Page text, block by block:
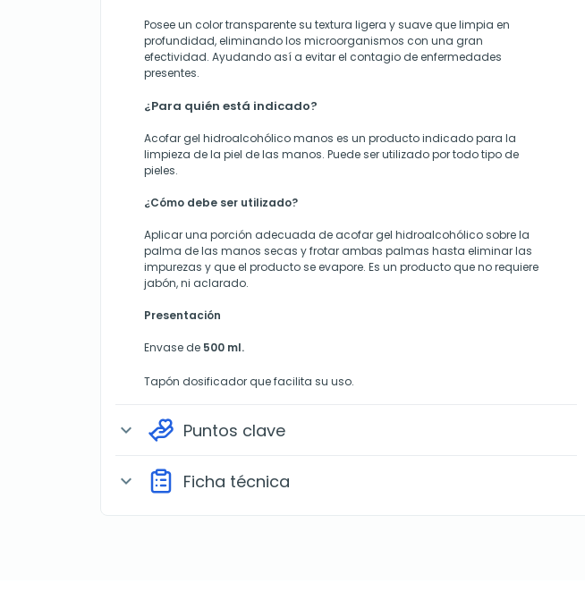
Posee un color transparente su textura ligera y suave que limpia en
profundidad, eliminando los microorganismos con una gran
efectividad. Ayudando así a evitar el contagio de enfermedades
presentes.
¿Para quién está indicado?
Acofar gel hidroalcohólico manos es un producto indicado para la
limpieza de la piel de las manos. Puede ser utilizado por todo tipo de
pieles.
¿Cómo debe ser utilizado?
Aplicar una porción adecuada de acofar gel hidroalcohólico sobre la
palma de las manos secas y frotar ambas palmas hasta eliminar las
impurezas y que el producto se evapore. Es un producto que no requiere
jabón, ni aclarado.
Presentación
Envase de 500 ml.
Tapón dosificador que facilita su uso.
expand_more Puntos clave
expand_more Ficha técnica